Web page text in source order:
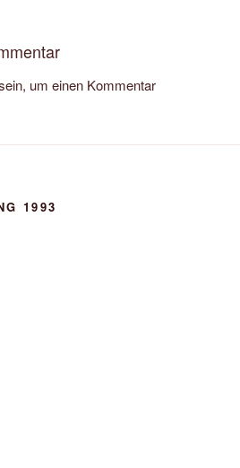
um einen Kommentar
1993